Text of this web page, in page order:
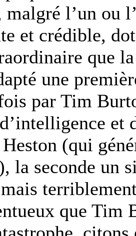
malgré l’un ou
et crédible,
que
une
par Tim
et
(qui
la seconde un
que Tim